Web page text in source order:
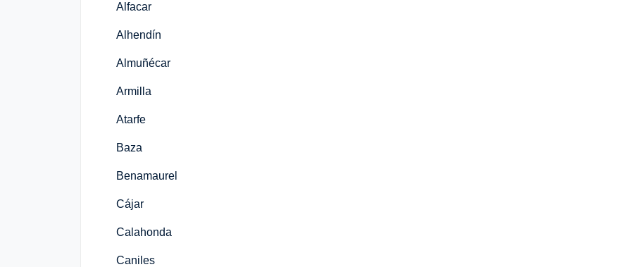
Alfacar
Alhendín
Almuñécar
Armilla
Atarfe
Baza
Benamaurel
Cájar
Calahonda
Caniles